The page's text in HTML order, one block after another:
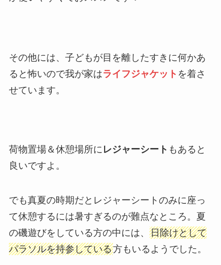
その他には、子どもが目を離したすきに何かあ
ると怖いので我が家はライフジャケット を着さ
せています。
荷物置場＆休憩場所に レジャーシート もあると
良いですよ。
でも真夏の時期だとレジャーシートのみに座っ
て休憩するには暑すぎるのが難点なところ。夏
の磯遊びをしている方の中には、 日除けとして
パラソルを持参している方もいるようでした。